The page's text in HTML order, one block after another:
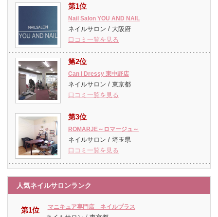
第1位
Nail Salon YOU AND NAIL
ネイルサロン / 大阪府
口コミ一覧を見る
第2位
Can I Dressy 東中野店
ネイルサロン / 東京都
口コミ一覧を見る
第3位
ROMARJE～ロマージュ～
ネイルサロン / 埼玉県
口コミ一覧を見る
人気ネイルサロンランク
第1位 マニキュア専門店 ネイルプラス